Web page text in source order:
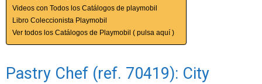
Videos con Todos los Catálogos de playmobil
Libro Coleccionista Playmobil
Ver todos los Catálogos de Playmobil ( pulsa aquí )
Pastry Chef (ref. 70419): City